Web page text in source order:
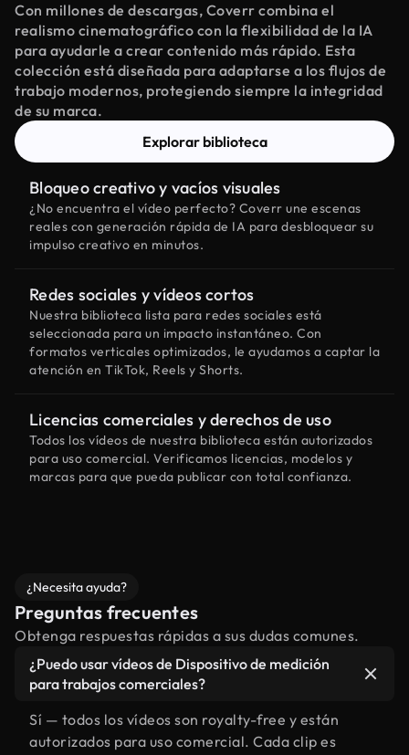
Con millones de descargas, Coverr combina el
realismo cinematográfico con la flexibilidad de la IA
para ayudarle a crear contenido más rápido. Esta
colección está diseñada para adaptarse a los flujos de
trabajo modernos, protegiendo siempre la integridad
de su marca.
Explorar biblioteca
Bloqueo creativo y vacíos visuales
¿No encuentra el vídeo perfecto? Coverr une escenas
reales con generación rápida de IA para desbloquear su
impulso creativo en minutos.
Redes sociales y vídeos cortos
Nuestra biblioteca lista para redes sociales está
seleccionada para un impacto instantáneo. Con
formatos verticales optimizados, le ayudamos a captar la
atención en TikTok, Reels y Shorts.
Licencias comerciales y derechos de uso
Todos los vídeos de nuestra biblioteca están autorizados
para uso comercial. Verificamos licencias, modelos y
marcas para que pueda publicar con total confianza.
¿Necesita ayuda?
Preguntas frecuentes
Obtenga respuestas rápidas a sus dudas comunes.
¿Puedo usar vídeos de Dispositivo de medición
para trabajos comerciales?
Sí — todos los vídeos son royalty-free y están
autorizados para uso comercial. Cada clip es